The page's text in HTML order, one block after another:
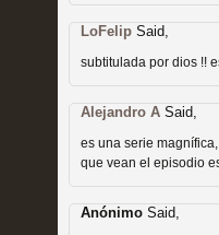
Las
Recomendación de la
LoFelip Said,
subtitulada por dios !!
Alejandro A Said,
es una serie
que vean el episodio
Anónimo Said,